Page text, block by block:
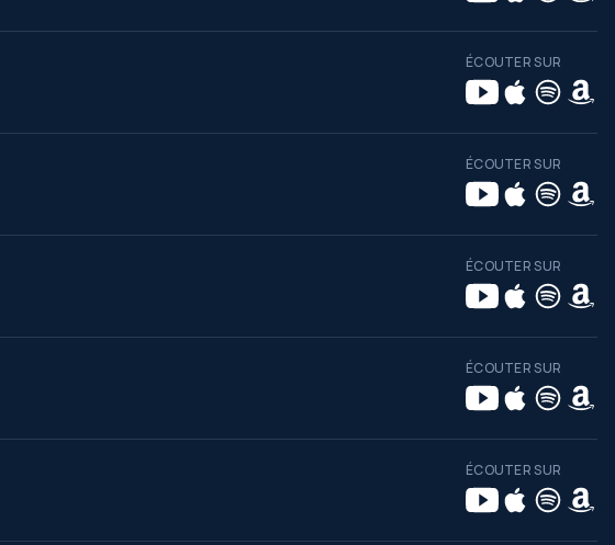
ÉCOUTER SUR
ÉCOUTER SUR
ÉCOUTER SUR
ÉCOUTER SUR
ÉCOUTER SUR